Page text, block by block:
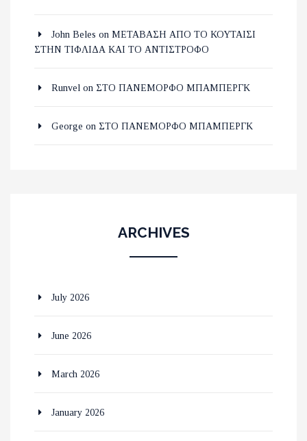
John Beles on ΜΕΤΑΒΑΣΗ ΑΠΟ ΤΟ ΚΟΥΤΑΙΣΙ
ΣΤΗΝ ΤΙΦΛΙΔΑ ΚΑΙ ΤΟ ΑΝΤΙΣΤΡΟΦΟ
Runvel on ΣΤΟ ΠΑΝΕΜΟΡΦΟ ΜΠΑΜΠΕΡΓΚ
George on ΣΤΟ ΠΑΝΕΜΟΡΦΟ ΜΠΑΜΠΕΡΓΚ
ARCHIVES
July 2026
June 2026
March 2026
January 2026